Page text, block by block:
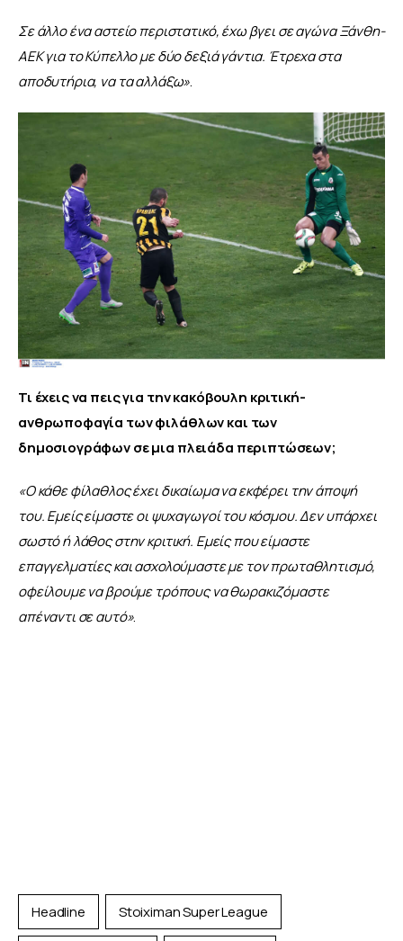
Σε άλλο ένα αστείο περιστατικό, έχω βγει σε αγώνα Ξάνθη-
ΑΕΚ για το Κύπελλο με δύο δεξιά γάντια. Έτρεχα στα
αποδυτήρια, να τα αλλάξω».
Τι έχεις να πεις για την κακόβουλη κριτική-
ανθρωποφαγία των φιλάθλων και των
δημοσιογράφων σε μια πλειάδα περιπτώσεων;
«Ο κάθε φίλαθλος έχει δικαίωμα να εκφέρει την άποψή
του. Εμείς είμαστε οι ψυχαγωγοί του κόσμου. Δεν υπάρχει
σωστό ή λάθος στην κριτική. Εμείς που είμαστε
επαγγελματίες και ασχολούμαστε με τον πρωταθλητισμό,
οφείλουμε να βρούμε τρόπους να θωρακιζόμαστε
απέναντι σε αυτό».
Headline Stoiximan Super League